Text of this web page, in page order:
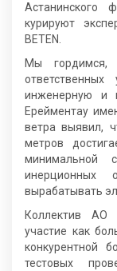
Астанинского
курируют
BETEN.
Мы
инженерную и
Ерейментау
ветра выявил,
метров
минимальной
инерционных
вырабатывать
Коллектив АО
участие как
конкурентной
тестовых